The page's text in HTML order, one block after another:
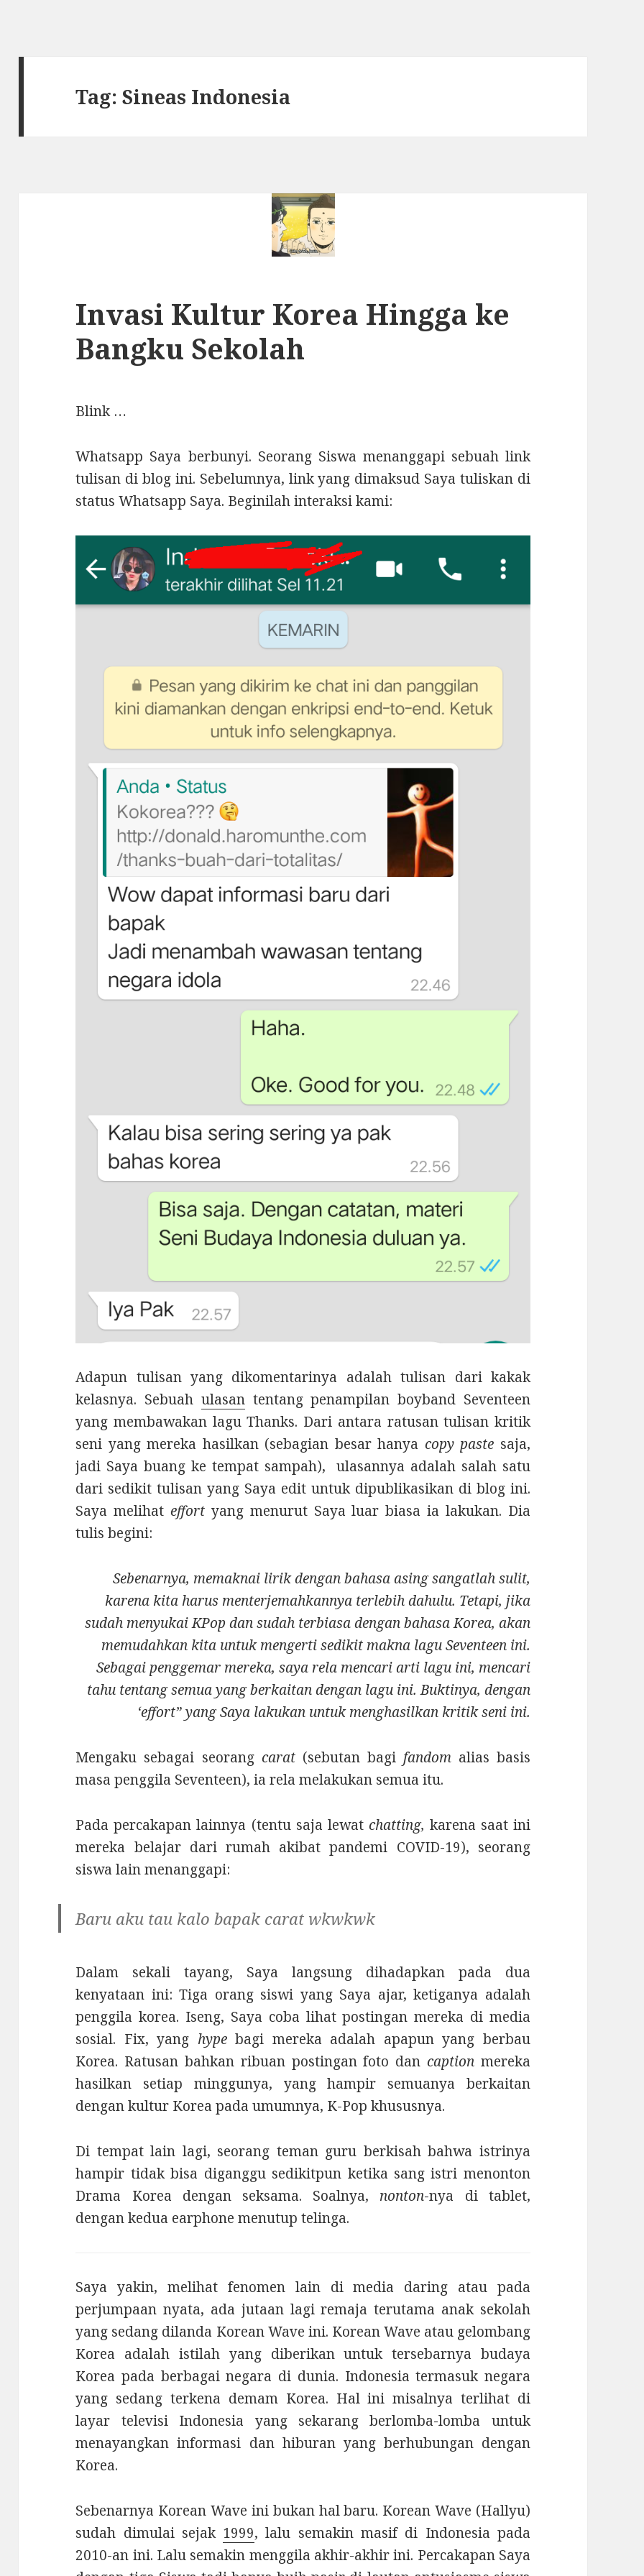
Tag: Sineas Indonesia
Invasi Kultur Korea Hingga ke
Bangku Sekolah
Blink …
Whatsapp Saya berbunyi. Seorang Siswa menanggapi sebuah link
tulisan di blog ini. Sebelumnya, link yang dimaksud Saya tuliskan di
status Whatsapp Saya. Beginilah interaksi kami:
Adapun tulisan yang dikomentarinya adalah tulisan dari kakak
kelasnya. Sebuah ulasantentang penampilan boyband Seventeen
yang membawakan lagu Thanks. Dari antara ratusan tulisan kritik
seni yang mereka hasilkan (sebagian besar hanya copy paste saja,
jadi Saya buang ke tempat sampah), ulasannya adalah salah satu
dari sedikit tulisan yang Saya edit untuk dipublikasikan di blog ini.
Saya melihateffort yang menurut Saya luar biasa ia lakukan. Dia
tulis begini:
Sebenarnya, memaknai lirik dengan bahasa asing sangatlah sulit,
karena kita harus menterjemahkannya terlebih dahulu. Tetapi, jika
sudah menyukai KPop dan sudah terbiasa dengan bahasa Korea, akan
memudahkan kita untuk mengerti sedikit makna lagu Seventeen ini.
Sebagai penggemar mereka, saya rela mencari arti lagu ini, mencari
tahu tentang semua yang berkaitan dengan lagu ini. Buktinya, dengan
‘effort” yang Saya lakukan untuk menghasilkan kritik seni ini.
Mengaku sebagai seorang carat (sebutan bagi fandomalias basis
masa penggila Seventeen), ia rela melakukan semua itu.
Pada percakapan lainnya (tentu saja lewat chatting, karena saat ini
mereka belajar dari rumah akibat pandemi COVID-19), seorang
siswa lain menanggapi:
Baru aku tau kalo bapak carat wkwkwk
Dalam sekali tayang, Saya langsung dihadapkan pada dua
kenyataan ini: Tiga orang siswi yang Saya ajar, ketiganya adalah
penggila korea. Iseng, Saya coba lihat postingan mereka di media
sosial. Fix, yang hypebagi mereka adalah apapun yang berbau
Korea. Ratusan bahkan ribuan postingan foto dancaption mereka
hasilkan setiap minggunya, yang hampir semuanya berkaitan
dengan kultur Korea pada umumnya, K-Pop khususnya.
Di tempat lain lagi, seorang teman guru berkisah bahwa istrinya
hampir tidak bisa diganggu sedikitpun ketika sang istri menonton
Drama Korea dengan seksama. Soalnya, nonton-nya di tablet,
dengan kedua earphone menutup telinga.
Saya yakin, melihat fenomen lain di media daring atau pada
perjumpaan nyata, ada jutaan lagi remaja terutama anak sekolah
yang sedang dilanda Korean Wave ini. Korean Wave atau gelombang
Korea adalah istilah yang diberikan untuk tersebarnya budaya
Korea pada berbagai negara di dunia. Indonesia termasuk negara
yang sedang terkena demam Korea. Hal ini misalnya terlihat di
layar televisi Indonesia yang sekarang berlomba-lomba untuk
menayangkan informasi dan hiburan yang berhubungan dengan
Korea.
Sebenarnya Korean Wave ini bukan hal baru. Korean Wave (Hallyu)
sudah dimulai sejak 1999, lalu semakin masif di Indonesia pada
2010-an ini. Lalu semakin menggila akhir-akhir ini. Percakapan Saya